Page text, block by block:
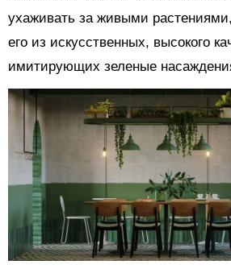
ухаживать за живыми
его из искусственных, высокого
имитирующих зеленые